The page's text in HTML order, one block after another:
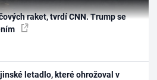
raket, tvrdí CNN. Trump se
letadlo, které ohrožoval v